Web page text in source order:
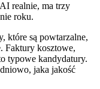
realnie, ma trzy
roku.
które są powtarzalne,
Faktury kosztowe,
typowe kandydatury.
jaka jakość